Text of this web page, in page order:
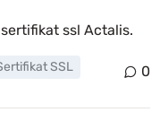
ssl Actalis.
SSL 0